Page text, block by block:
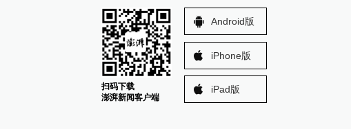
扫码下载
澎湃新闻客户端
Android版
iPhone版
iPad版